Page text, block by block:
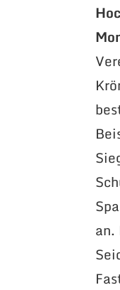
an.